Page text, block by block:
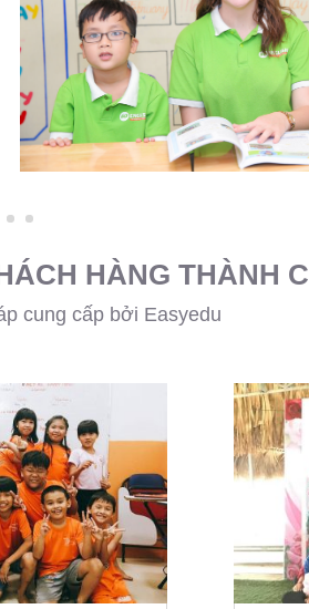
HÀNG THÀNH
cung cấp bởi Easyedu